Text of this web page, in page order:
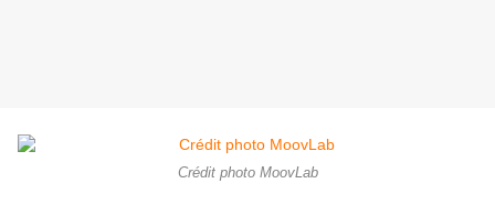
Crédit photo MoovLab